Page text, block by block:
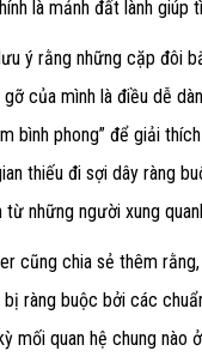
là mảnh đất lành giúp
ý rằng những cặp đôi
của mình là điều dễ
bình phong” để giải
thiếu đi sợi dây ràng
từ những người xung
cũng chia sẻ thêm
ràng buộc bởi các
mối quan hệ chung nào